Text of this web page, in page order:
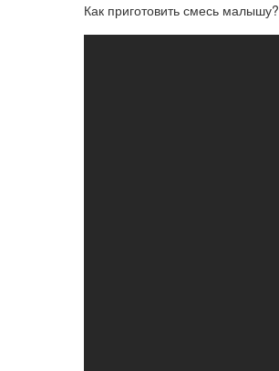
Как приготовить смесь малышу?